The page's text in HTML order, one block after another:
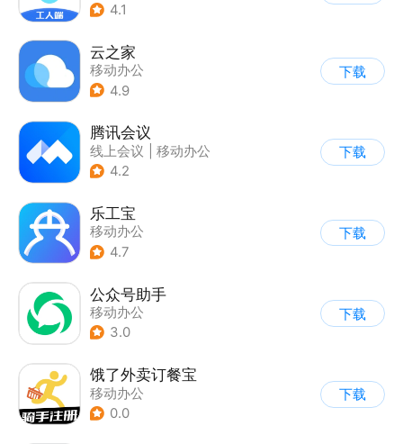
4.1
云之家
移动办公
4.9
下载
腾讯会议
线上会议
移动办公
4.2
下载
乐工宝
移动办公
4.7
下载
公众号助手
移动办公
3.0
下载
饿了外卖订餐宝
移动办公
0.0
下载